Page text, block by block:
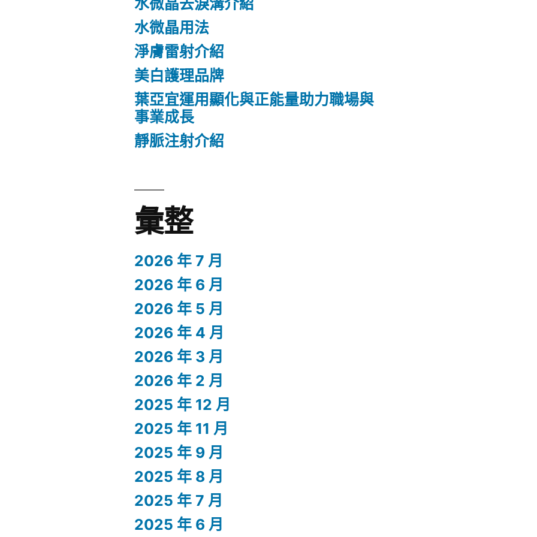
水微晶去淚溝介紹
水微晶用法
淨膚雷射介紹
美白護理品牌
葉亞宜運用顯化與正能量助力職場與
事業成長
靜脈注射介紹
彙整
2026 年 7 月
2026 年 6 月
2026 年 5 月
2026 年 4 月
2026 年 3 月
2026 年 2 月
2025 年 12 月
2025 年 11 月
2025 年 9 月
2025 年 8 月
2025 年 7 月
2025 年 6 月